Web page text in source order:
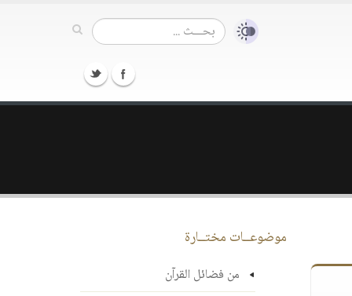
موضوعــات مختــارة
من فضائل القرآن